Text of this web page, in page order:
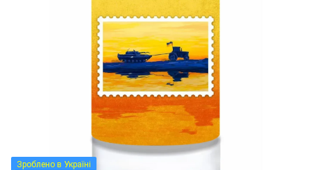
Зроблено в Україні